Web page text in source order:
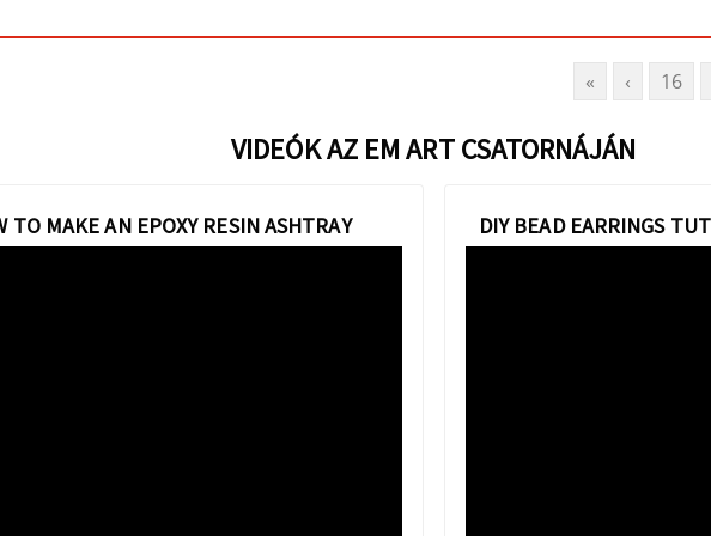
« ‹ 16
VIDEÓK AZ EM ART CSATORNÁJÁN
TO MAKE AN EPOXY RESIN ASHTRAY DIY BEAD EARRINGS